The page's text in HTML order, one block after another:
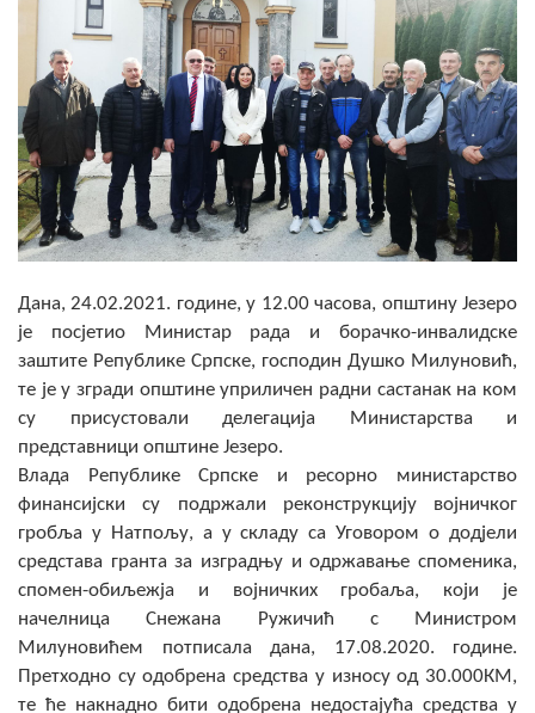
Замјеник начелника
Извјештај о раду начелника
СКУПШТИНА
Статут Општине
Скупштинско вијеће општине језеро
Службени Гласници
ОПШТИНСКА УПРАВА
ИНФО
Вијести
Активности
Јавни позиви
Обавјештења
Заштита од пожара
Дана, 24.02.2021. године, у 12.00 часова, општину Језеро
је посјетио Министар рада и борачко-инвалидске
заштите Републике Српске, господин Душко Милуновић,
те је у згради општине уприличен радни састанак на ком
су присустовали делегација Министарства и
представници општине Језеро.
Влада Републике Српске и ресорно министарство
финансијски су подржали реконструкцију војничког
гробља у Натпољу, а у складу са Уговором о додјели
средстава гранта за изградњу и одржавање споменика,
спомен-обиљежја и војничких гробаља, који је
начелница Снежана Ружичић с Министром
Милуновићем потписала дана, 17.08.2020. године.
Претходно су одобрена средства у износу од 30.000КМ,
те ће накнадно бити одобрена недостајућа средства у